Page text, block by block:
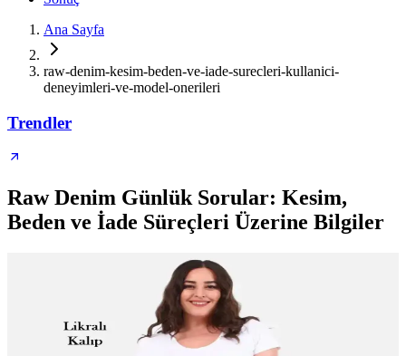
Ana Sayfa
raw-denim-kesim-beden-ve-iade-surecleri-kullanici-
deneyimleri-ve-model-onerileri
Trendler
Raw Denim Günlük Sorular: Kesim,
Beden ve İade Süreçleri Üzerine Bilgiler